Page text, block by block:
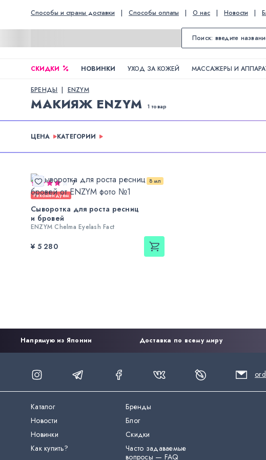
Способы и страны доставки | Способы оплаты | О нас | Новости |
СКИДКИ НОВИНКИ УХОД ЗА КОЖЕЙ МАССАЖЕРЫ И
БРЕНДЫ ENZYM
МАКИЯЖ ENZYM 1 товар
ЦЕНА КАТЕГОРИИ
8 мл
7
Рекомендуем
Сыворотка для роста ресниц
и бровей
ENZYM Chelma Eyelash Fact
¥ 5 280
Напрямую из Японии Доставка по всему миру
Каталог
Бренды
Новости
Блог
Новинки
Скидки
Как купить?
Часто задаваемые
вопросы — FAQ